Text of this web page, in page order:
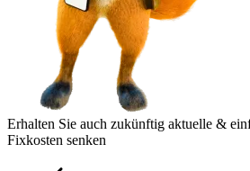
Erhalten Sie auch zukünftig aktuelle &
Fixkosten senken